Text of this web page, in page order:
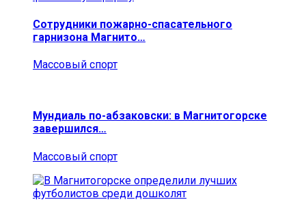
Сотрудники пожарно-спасательного
гарнизона Магнито…
Массовый спорт
Мундиаль по-абзаковски: в Магнитогорске
завершился…
Массовый спорт